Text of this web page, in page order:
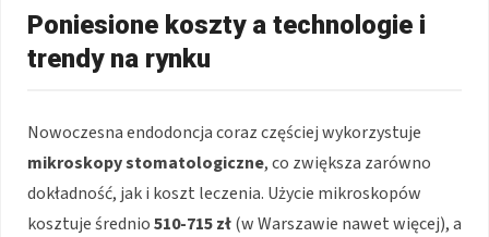
Poniesione koszty a technologie i
trendy na rynku
Nowoczesna endodoncja coraz częściej wykorzystuje
mikroskopy stomatologiczne, co zwiększa zarówno
dokładność, jak i koszt leczenia. Użycie mikroskopów
kosztuje średnio510-715 zł(w Warszawie nawet więcej), a